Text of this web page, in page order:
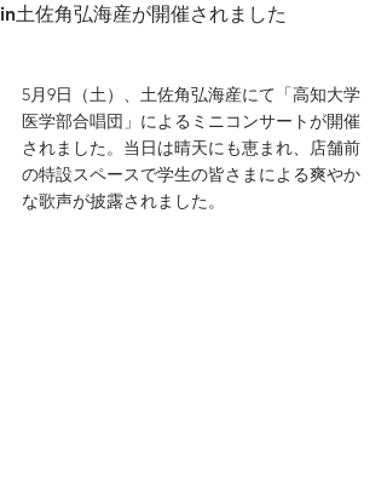
in土佐角弘海産が開催されました
5月9日（土）、土佐角弘海産にて「高知大学
医学部合唱団」によるミニコンサートが開催
されました。当日は晴天にも恵まれ、店舗前
の特設スペースで学生の皆さまによる爽やか
な歌声が披露されました。